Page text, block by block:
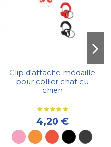
Clip d'attache médaille
pour collier chat ou
chien
4,20 €